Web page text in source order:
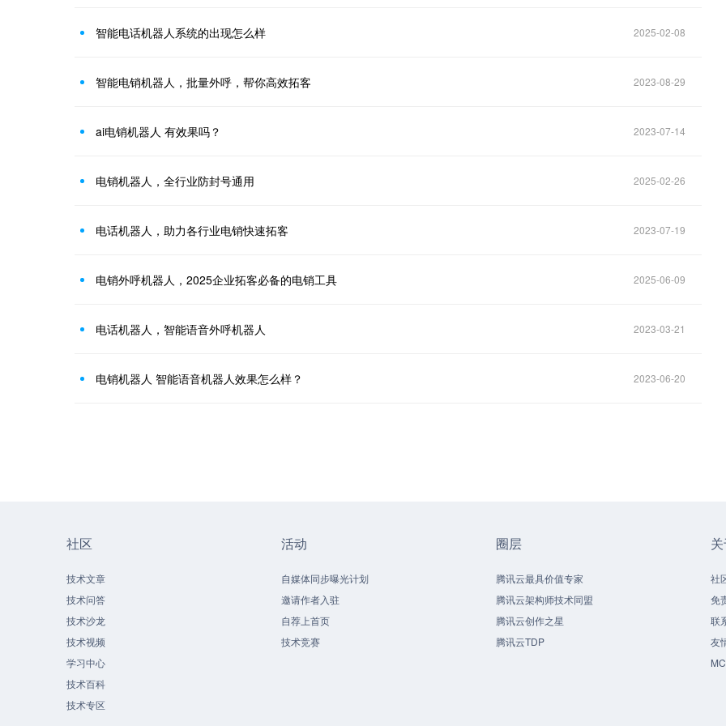
智能电话机器人系统的出现怎么样 2025-02-08
智能电销机器人，批量外呼，帮你高效拓客 2023-08-29
ai电销机器人 有效果吗？ 2023-07-14
电销机器人，全行业防封号通用 2025-02-26
电话机器人，助力各行业电销快速拓客 2023-07-19
电销外呼机器人，2025企业拓客必备的电销工具 2025-06-09
电话机器人，智能语音外呼机器人 2023-03-21
电销机器人 智能语音机器人效果怎么样？ 2023-06-20
社区
技术文章
技术问答
技术沙龙
技术视频
学习中心
技术百科
技术专区
活动
自媒体同步曝光计划
邀请作者入驻
自荐上首页
技术竞赛
圈层
腾讯云最具价值专家
腾讯云架构师技术同盟
腾讯云创作之星
腾讯云TDP
社
免
联
友